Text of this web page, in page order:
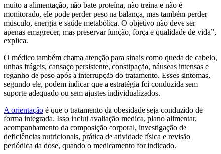
muito a alimentação, não bate proteína, não treina e não é
monitorado, ele pode perder peso na balança, mas também perder
músculo, energia e saúde metabólica. O objetivo não deve ser
apenas emagrecer, mas preservar função, força e qualidade de vida”,
explica.
O médico também chama atenção para sinais como queda de cabelo,
unhas frágeis, cansaço persistente, constipação, náuseas intensas e
reganho de peso após a interrupção do tratamento. Esses sintomas,
segundo ele, podem indicar que a estratégia foi conduzida sem
suporte adequado ou sem ajustes individualizados.
A orientação é que o tratamento da obesidade seja conduzido de
forma integrada. Isso inclui avaliação médica, plano alimentar,
acompanhamento da composição corporal, investigação de
deficiências nutricionais, prática de atividade física e revisão
periódica da dose, quando o medicamento for indicado.